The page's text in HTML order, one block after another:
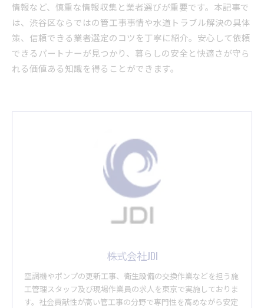
情報など、慎重な情報収集と業者選びが重要です。本記事で
は、渋谷区ならではの管工事事情や水道トラブル解決の具体
策、信頼できる業者選定のコツを丁寧に紹介。安心して依頼
できるパートナーが見つかり、暮らしの安全と快適さが守ら
れる価値ある知識を得ることができます。
株式会社JDI
空調機やポンプの更新工事、衛生設備の交換作業などを担う施
工管理スタッフ及び現場作業員の求人を東京で実施しておりま
す。社会貢献性が高い管工事の分野で専門性を高めながら安定